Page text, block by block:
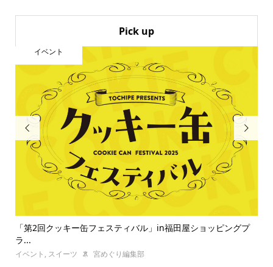
Pick up

「第2回クッキー缶フェスティバル」in福田屋ショッピングプ
ラ...
イベント , スイーツ 宮めぐり編集部
イベント
